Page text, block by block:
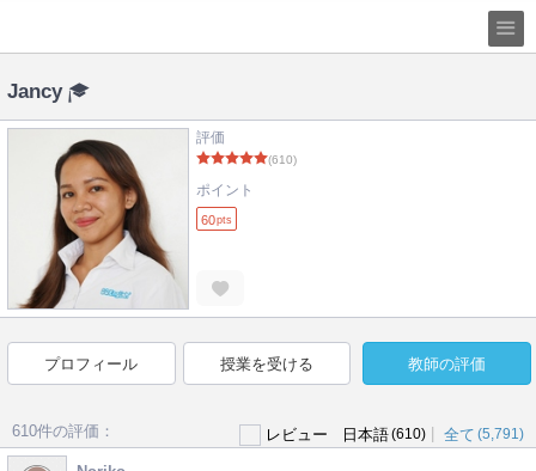
Jancy
評価
(610)
ポイント
60pts
プロフィール 授業を受ける 教師の評価
610件の評価： レビュー 日本語(610) 全て (5,791)